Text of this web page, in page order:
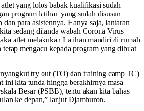
yang lolos babak kualifikasi sudah
program latihan yang sudah disusun
dan para asistennya. Hanya saja, lantaran
sedang dilanda wabah Corona Virus
atlet melakukan Latihan mandiri di rumah
tetap mengacu kepada program yang dibuat
try out (TO) dan training camp TC)
ini kita tunda hingga berakhirnya masa
Besar (PSBB), tentu akan kita bahas
ke depan,” lanjut Djamhuron.